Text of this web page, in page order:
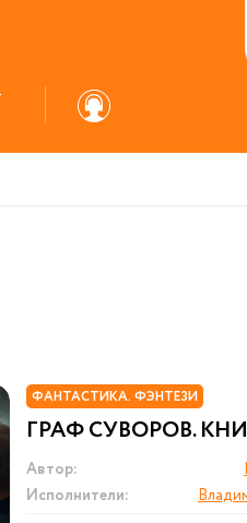
ФАНТАСТИКА. ФЭНТЕЗИ
ГРАФ СУВОРОВ.
Автор:
Исполнители: